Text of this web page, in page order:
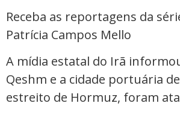
Receba as reportagens da
Patrícia Campos Mello
A mídia estatal do Irã
Qeshm e a cidade portuária
estreito de Hormuz, foram